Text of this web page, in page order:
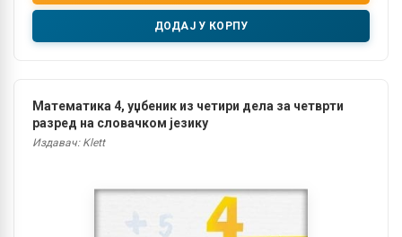
ДОДАЈ У КОРПУ
Математика 4, уџбеник из четири дела за четврти
разред на словачком језику
Издавач: Klett